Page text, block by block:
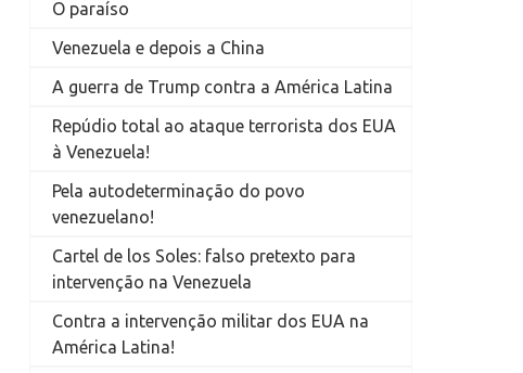
O paraíso
Venezuela e depois a China
A guerra de Trump contra a América Latina
Repúdio total ao ataque terrorista dos EUA
à Venezuela!
Pela autodeterminação do povo
venezuelano!
Cartel de los Soles: falso pretexto para
intervenção na Venezuela
Contra a intervenção militar dos EUA na
América Latina!